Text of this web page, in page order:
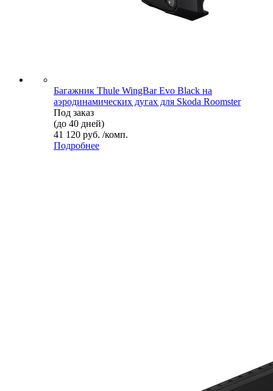
Багажник Thule WingBar Evo Black на
аэродинамических дугах для Skoda Roomster
Под заказ
(до 40 дней)
41 120 руб. /комп.
Подробнее